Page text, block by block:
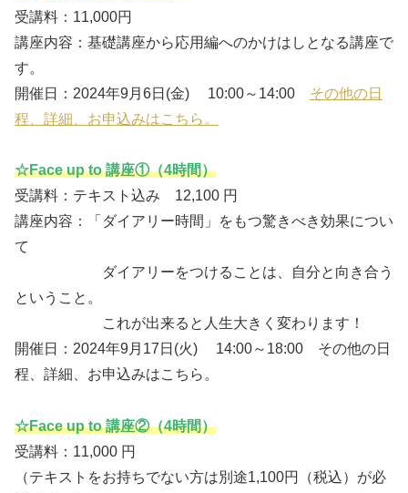
受講料：11,000円
講座内容：基礎講座から応用編へのかけはしとなる講座で
す。
開催日：2024年9月6日(金) 10:00～14:00 その他の日
程、詳細、お申込みはこちら。
☆Face up to 講座①（4時間）
受講料：テキスト込み 12,100 円
講座内容：「ダイアリー時間」をもつ驚きべき効果につい
て
ダイアリーをつけることは、自分と向き合う
ということ。
これが出来ると人生大きく変わります！
開催日：2024年9月17日(火) 14:00～18:00 その他の日
程、詳細、お申込みはこちら。
☆Face up to 講座②（4時間）
受講料：11,000 円
（テキストをお持ちでない方は別途1,100円（税込）が必